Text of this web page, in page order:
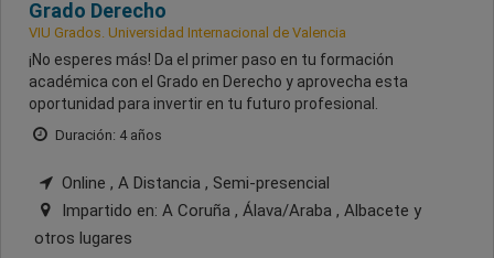
Grado Derecho
VIU Grados. Universidad Internacional de Valencia
¡No esperes más! Da el primer paso en tu formación
académica con el Grado en Derecho y aprovecha esta
oportunidad para invertir en tu futuro profesional.
Duración: 4 años
Online , A Distancia , Semi-presencial
Impartido en: A Coruña , Álava/Araba , Albacete y
otros lugares